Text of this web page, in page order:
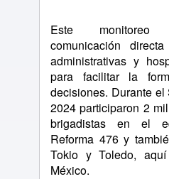
Este monitoreo
comunicación
administrativas y
para facilitar la
decisiones. Durante
2024 participaron 2
brigadistas en el
Reforma 476 y
Tokio y Toledo,
México.